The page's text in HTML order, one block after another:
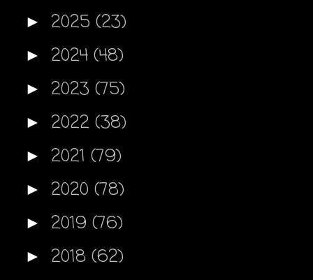
► 2025 (23)
► 2024 (48)
► 2023 (75)
► 2022 (38)
► 2021 (79)
► 2020 (78)
► 2019 (76)
► 2018 (62)